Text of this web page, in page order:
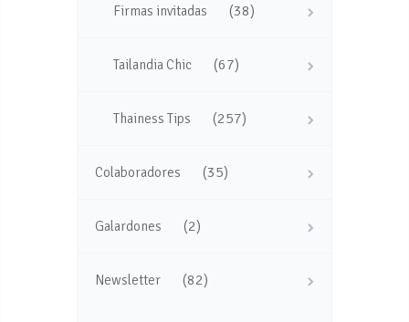
Firmas invitadas (38)
Tailandia Chic (67)
Thainess Tips (257)
Colaboradores (35)
Galardones (2)
Newsletter (82)